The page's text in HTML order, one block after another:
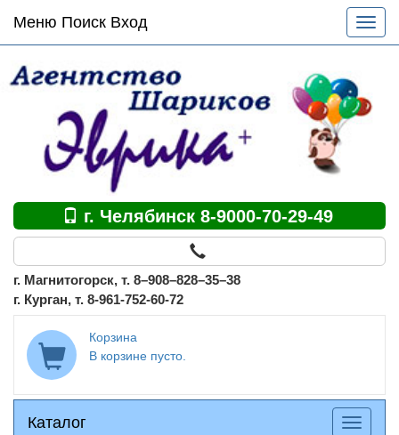
Основное
меню
по
Меню Поиск Вход
меню
г. Челябинск 8-9000-70-29-49
г. Магнитогорск, т. 8–908–828–35–38
г. Курган, т. 8-961-752-60-72
Корзина
В корзине пусто.
Каталог
Каталог